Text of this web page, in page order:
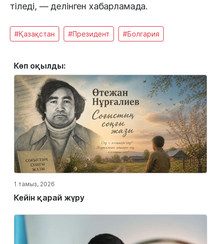
тіледі, — делінген хабарламада.
#Қазақстан #Президент #Болгария
Көп оқылды:
1 тамыз, 2026
Кейін қарай жүру